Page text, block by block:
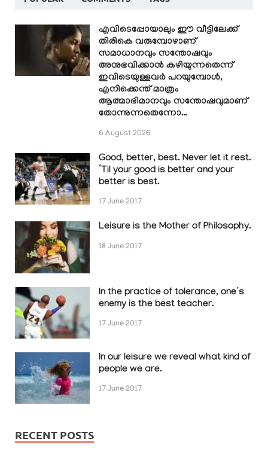
എവിടെപ്പോയാലും ഈ വീട്ടിലേക്ക്
തിരികെ വരുമ്പോഴാണ്
സമാധാനവും സന്തോഷവും
അനുഭവിക്കാൻ കഴിയുന്നതെന്ന്
ഇവിടെയുള്ളവർ പറയുമ്പോൾ,
എനിക്കെന്ത് മാത്രം
ആത്മാഭിമാനവും സന്തോഷവുമാണ്
തോന്നുന്നതെന്നോ…
6 August 2026
Good, better, best. Never let it rest.
‘Til your good is better and your
better is best.
17 June 2017
Leisure is the Mother of Philosophy.
18 June 2017
In the practice of tolerance, one’s
enemy is the best teacher.
17 June 2017
In our leisure we reveal what kind of
people we are.
17 June 2017
RECENT POSTS